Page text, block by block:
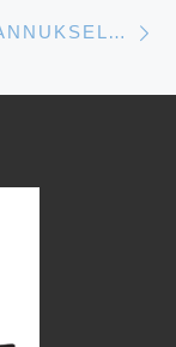
SVYL:N TOIMISTO SIIRTYY JUHANNUKSELTA KESÄAIKOIHIN